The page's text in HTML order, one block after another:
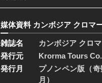
媒体資料 カンボジア クロマ
雑誌名
カンボジア クロ
発行元
Krorma Tours
発行月
プノンペン版（
月）